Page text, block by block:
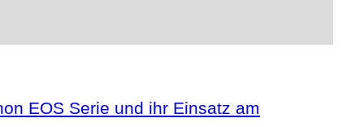
EOS Serie und ihr Einsatz am